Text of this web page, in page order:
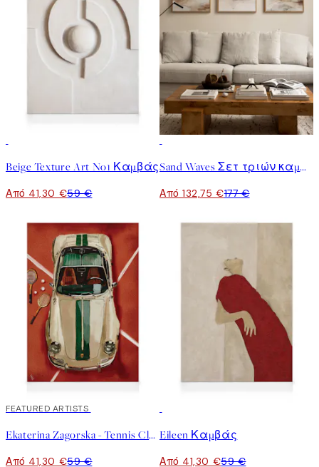
Beige Texture Art No1 Καμβάς
Από 41,30 €59 €
Sand Waves Σετ τριών καμβάδων
Από 132,75 €177 €
30%*
FEATURED ARTISTS
Ekaterina Zagorska - Tennis Club Καμβάς
Από 41,30 €59 €
Eileen Καμβάς
Από 41,30 €59 €